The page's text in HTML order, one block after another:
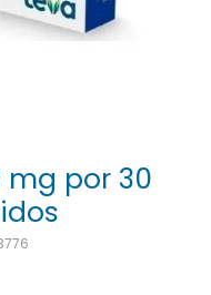
mg por 30